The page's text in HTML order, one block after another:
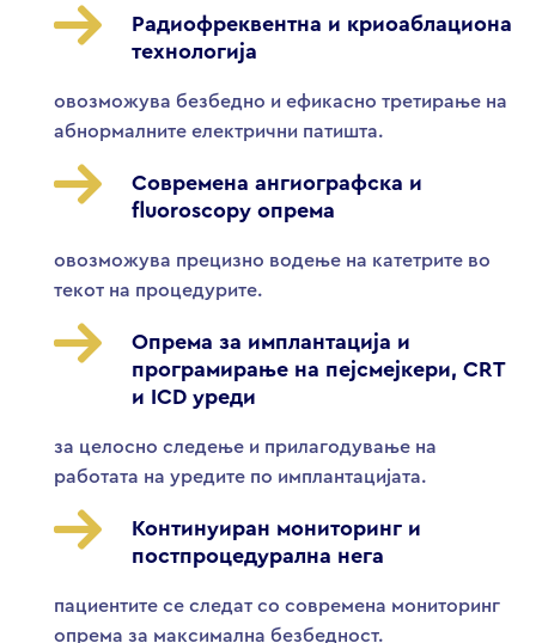
Радиофреквентна и криоаблациона
технологија
овозможува безбедно и ефикасно третирање на
абнормалните електрични патишта.
Современа ангиографска и
fluoroscopy опрема
овозможува прецизно водење на катетрите во
текот на процедурите.
Опрема за имплантација и
програмирање на пејсмејкери, CRT
и ICD уреди
за целосно следење и прилагодување на
работата на уредите по имплантацијата.
Континуиран мониторинг и
постпроцедурална нега
пациентите се следат со современа мониторинг
опрема за максимална безбедност.